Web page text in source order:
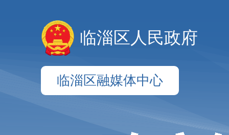
临淄区人民政府
临淄区融媒体中心